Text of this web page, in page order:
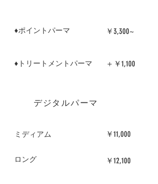
♦︎ポイントパーマ ￥3,300~
♦︎トリートメントパーマ ​＋ ￥1,100
デジタルパー
​ミディアム ￥11,000
​ロング ￥12,100